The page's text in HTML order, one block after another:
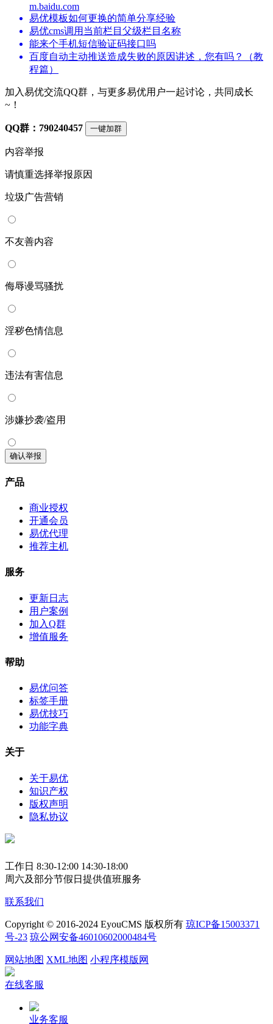
m.baidu.com
易优模板如何更换的简单分享经验
易优cms调用当前栏目父级栏目名称
能来个手机短信验证码接口吗
百度自动主动推送造成失败的原因讲述，您有吗？（教
程篇）
加入易优交流QQ群，与更多易优用户一起讨论，共同成长
~！
QQ群：790240457 一键加群
内容举报
请慎重选择举报原因
垃圾广告营销
不友善内容
侮辱谩骂骚扰
淫秽色情信息
违法有害信息
涉嫌抄袭/盗用
确认举报
产品
商业授权
开通会员
易优代理
推荐主机
服务
更新日志
用户案例
加入Q群
增值服务
帮助
易优问答
标签手册
易优技巧
功能字典
关于
关于易优
知识产权
版权声明
隐私协议
工作日 8:30-12:00 14:30-18:00
周六及部分节假日提供值班服务
联系我们
Copyright © 2016-2024 EyouCMS 版权所有 琼ICP备15003371
号-23 琼公网安备46010602000484号
网站地图 XML地图 小程序模版网
在线客服
业务客服